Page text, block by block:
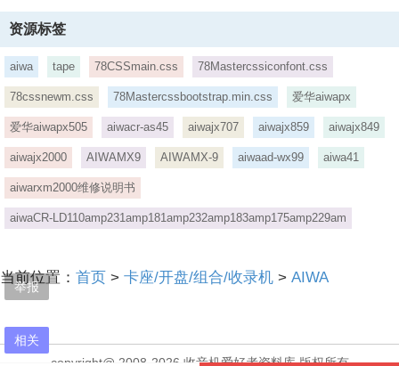
相关
举报
资源标签
aiwa tape 78CSSmain.css 78Mastercssiconfont.css
78cssnewm.css 78Mastercssbootstrap.min.css 爱华aiwapx
爱华aiwapx505 aiwacr-as45 aiwajx707 aiwajx859 aiwajx849
aiwajx2000 AIWAMX9 AIWAMX-9 aiwaad-wx99 aiwa41
aiwarxm2000维修说明书
aiwaCR-LD110amp231amp181amp232amp183amp175amp229am
当前位置： 首页 > 卡座/开盘/组合/收录机 > AIWA
copyright@ 2008-2026 收音机爱好者资料库 版权所有